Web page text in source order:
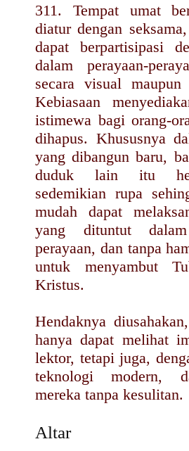
311. Tempat umat
diatur dengan
dapat berpartisipasi
dalam perayaan-
secara visual
Kebiasaan
istimewa bagi orang-
dihapus. Khususnya
yang dibangun baru,
duduk lain itu
sedemikian rupa
mudah dapat
yang dituntut
perayaan, dan tanpa
untuk menyambut
Kristus.
Hendaknya
hanya dapat melihat
lektor, tetapi juga,
teknologi modern,
mereka tanpa kesulitan.
Altar